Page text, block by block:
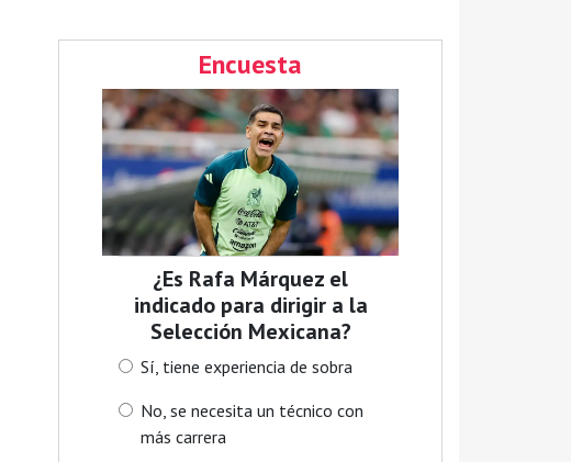
Encuesta
¿Es Rafa Márquez el
indicado para dirigir a la
Selección Mexicana?
Sí, tiene experiencia de sobra
No, se necesita un técnico con
más carrera